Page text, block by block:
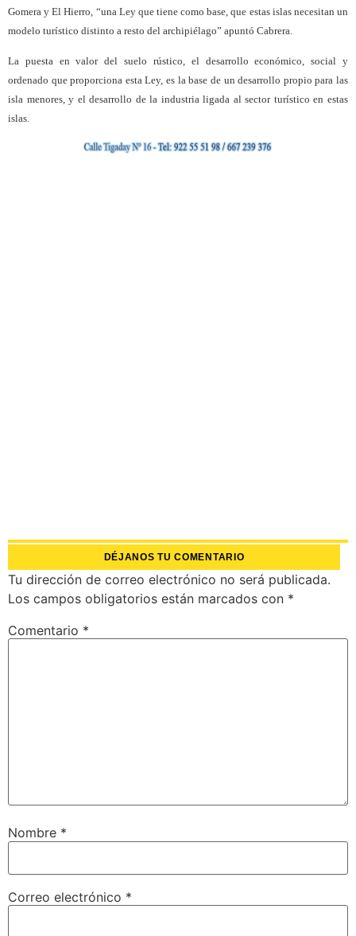
Gomera y El Hierro, “una Ley que tiene como base, que estas islas necesitan un
modelo turístico distinto a resto del archipiélago” apuntó Cabrera.
La puesta en valor del suelo rústico, el desarrollo económico, social y
ordenado que proporciona esta Ley, es la base de un desarrollo propio para las
isla menores, y el desarrollo de la industria ligada al sector turístico en estas
islas.
DÉJANOS TU COMENTARIO
Tu dirección de correo electrónico no será publicada.
Los campos obligatorios están marcados con *
Comentario *
Nombre *
Correo electrónico *